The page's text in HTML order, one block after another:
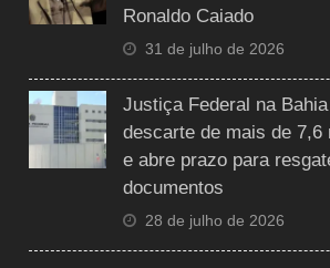
Ronaldo Caiado
31 de julho de 2026
Justiça Federal na
descarte de mais de 7,6
e abre prazo para
documentos
28 de julho de 2026